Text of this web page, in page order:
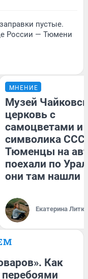
пустые.
России — Тюмени
МНЕНИЕ
Музей
церковь с
самоцветами и
символика
Тюменцы на
поехали по
они там нашли
Екатерина
Как